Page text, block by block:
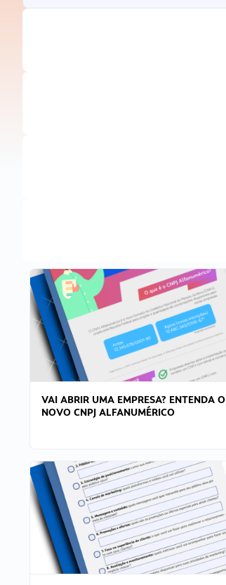
VAI ABRIR UMA EMPRESA? ENTENDA O
NOVO CNPJ ALFANUMÉRICO